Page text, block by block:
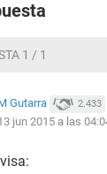
1 / 1
Gutarra 2.433
jun 2015 a las